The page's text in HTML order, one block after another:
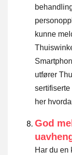
kunne
utfører
sertifiserte
her
God
Har du en